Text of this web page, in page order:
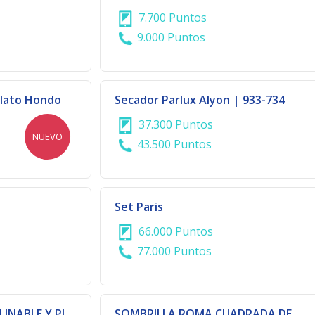
7.700 Puntos
9.000 Puntos
Hondo
NUEVO
Secador Parlux Alyon | 933-734
37.300 Puntos
43.500 Puntos
Set Paris
66.000 Puntos
77.000 Puntos